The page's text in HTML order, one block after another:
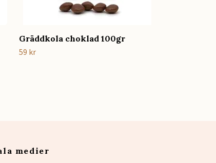
Gräddkola choklad 100gr
59 kr
medier